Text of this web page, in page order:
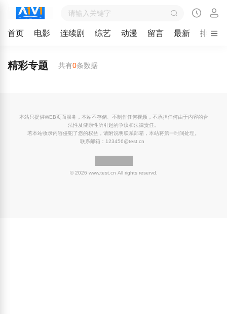
首页 电影 连续剧 综艺 动漫 留言 最新 排行
精彩专题 共有0条数据
本站只提供WEB页面服务，本站不存储、不制作任何视频，不承担任何由于内容的合
法性及健康性所引起的争议和法律责任。
若本站收录内容侵犯了您的权益，请附说明联系邮箱，本站将第一时间处理。
联系邮箱：123456@test.cn
© 2026 www.test.cn All rights reservd.